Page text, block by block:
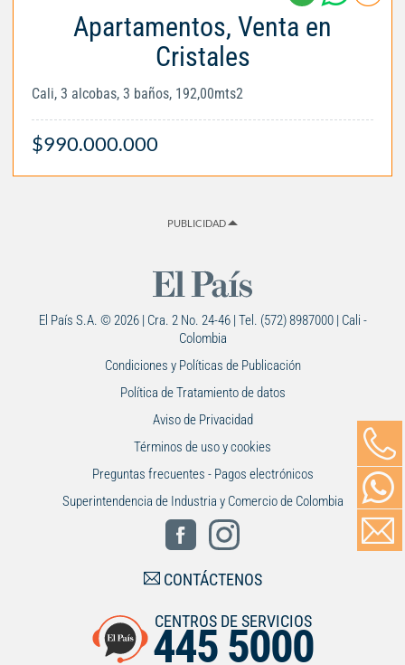
Apartamentos, Venta en
Cristales
Cali, 3 alcobas, 3 baños, 192,00mts2
$990.000.000
PUBLICIDAD
El País S.A. © 2026 | Cra. 2 No. 24-46 | Tel. (572) 8987000 | Cali -
Colombia
Condiciones y Políticas de Publicación
Política de Tratamiento de datos
Aviso de Privacidad
Términos de uso y cookies
Preguntas frecuentes - Pagos electrónicos
Superintendencia de Industria y Comercio de Colombia
CONTÁCTENOS
CENTROS DE SERVICIOS
445 5000